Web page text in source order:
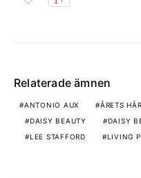
Relaterade ämnen
ANTONIO AUX ÅRETS
DAISY BEAUTY
DAISY
LEE STAFFORD
LIVING